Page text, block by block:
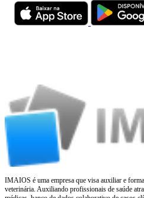
IMAIOS é uma empresa que visa auxiliar e
veterinária. Auxiliando profissionais de saúde